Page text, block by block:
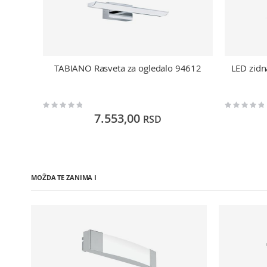
TABIANO Rasveta za ogledalo 94612
Rating:
7.553,00 RSD
LED
Rating:
MOŽDA TE ZANIMA I